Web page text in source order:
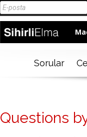
Sorular
Questions